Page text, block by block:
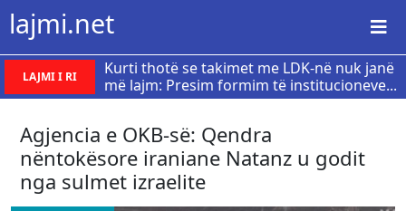
lajmi.net
LAJMI I RI
Kurti thotë se takimet me LDK-në nuk janë
më lajm: Presim formim të institucioneve...
Agjencia e OKB-së: Qendra
nëntokësore iraniane Natanz u godit
nga sulmet izraelite